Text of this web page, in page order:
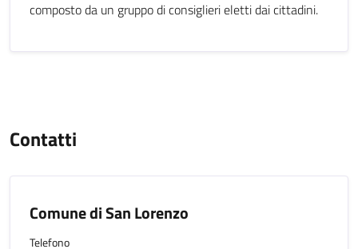
composto da un gruppo di consiglieri eletti dai cittadini.
Contatti
Comune di San Lorenzo
Telefono